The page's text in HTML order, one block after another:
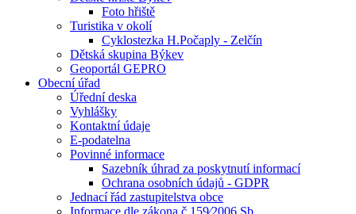
Foto hřiště
Turistika v okolí
Cyklostezka H.Počaply - Zelčín
Dětská skupina Býkev
Geoportál GEPRO
Obecní úřad
Úřední deska
Vyhlášky
Kontaktní údaje
E-podatelna
Povinné informace
Sazebník úhrad za poskytnutí informací
Ochrana osobních údajů - GDPR
Jednací řád zastupitelstva obce
Informace dle zákona č.159⁄2006 Sb.